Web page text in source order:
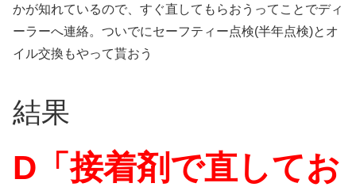
かが知れているので、すぐ直してもらおうってことでディ
ーラーへ連絡。ついでにセーフティー点検(半年点検)とオ
イル交換もやって貰おう
結果
D「接着剤で直してお